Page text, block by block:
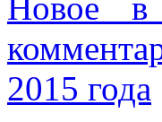
2015 года